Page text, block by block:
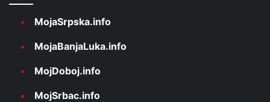
MojaSrpska.info
MojaBanjaLuka.info
MojDoboj.info
MojSrbac.info